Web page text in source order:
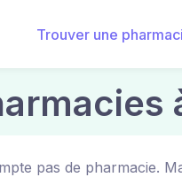
Trouver une
pas de pharmacie.